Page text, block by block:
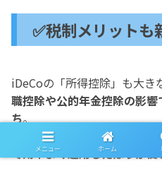
✅税制メリットも
iDeCoの「所得控除」も大き
職控除や公的年金控除の影
ち。
それなら、
シンプルに「運
で効率よく運用したほうが使
メニュー ホーム